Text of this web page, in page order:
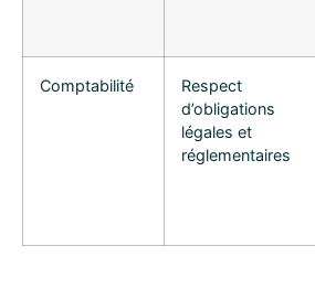
Comptabilité
Respect
d’obligations
légales et
réglementaires